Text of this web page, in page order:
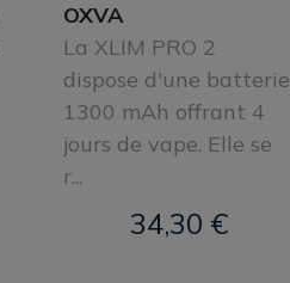
OXVA
La XLIM PRO 2
dispose d'une batterie
1300 mAh offrant 4
jours de vape. Elle se
r...
34,30 €